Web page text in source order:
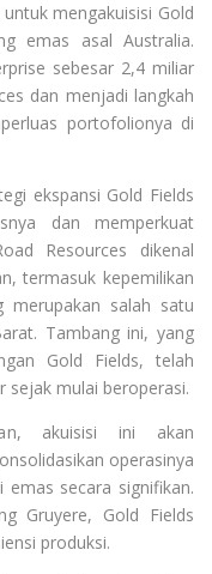
mengakuisisi Gold
emas asal Australia.
sebesar 2,4 miliar
dan menjadi langkah
portofolionya di
ekspansi Gold Fields
dan memperkuat
Resources dikenal
termasuk kepemilikan
merupakan salah satu
Tambang ini, yang
Gold Fields, telah
sejak mulai beroperasi.
akuisisi ini akan
operasinya
emas secara signifikan.
Gruyere, Gold Fields
produksi.